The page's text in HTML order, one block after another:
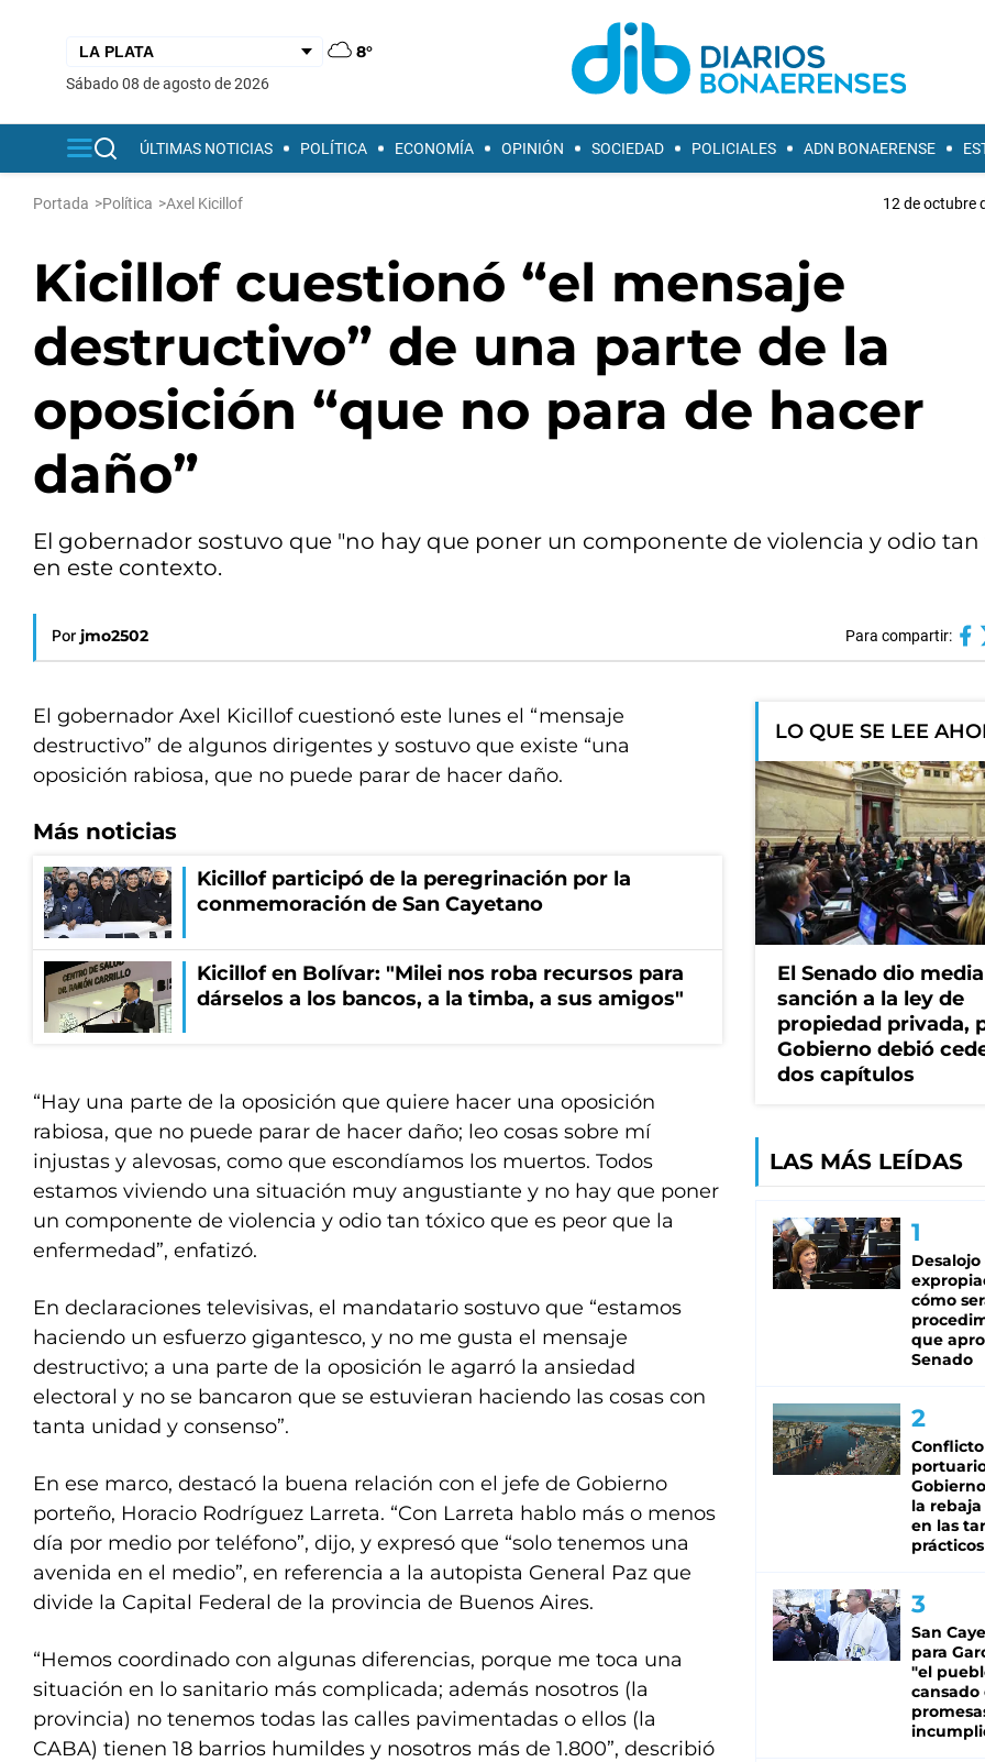
8°
sábado 08 de agosto de 2026
ÚLTIMAS NOTICIAS POLÍTICA ECONOMÍA OPINIÓN SOCIEDAD POLICIALES ADN BONAERENSE
Portada >Política >Axel Kicillof 12 de octubre
Kicillof cuestionó “el mensaje
destructivo” de una parte de la
oposición “que no para de hacer
daño”
El gobernador sostuvo que "no hay que poner un componente de violencia y odio tan
en este contexto.
Por jmo2502 Para compartir:
El gobernador Axel Kicillof cuestionó este lunes el “mensaje
destructivo” de algunos dirigentes y sostuvo que existe “una
oposición rabiosa, que no puede parar de hacer daño.
Más noticias
Kicillof participó de la peregrinación por la
conmemoración de San Cayetano
Kicillof en Bolívar: "Milei nos roba recursos para
dárselos a los bancos, a la timba, a sus amigos"
“Hay una parte de la oposición que quiere hacer una oposición
rabiosa, que no puede parar de hacer daño; leo cosas sobre mí
injustas y alevosas, como que escondíamos los muertos. Todos
estamos viviendo una situación muy angustiante y no hay que poner
un componente de violencia y odio tan tóxico que es peor que la
enfermedad”, enfatizó.
En declaraciones televisivas, el mandatario sostuvo que “estamos
haciendo un esfuerzo gigantesco, y no me gusta el mensaje
destructivo; a una parte de la oposición le agarró la ansiedad
electoral y no se bancaron que se estuvieran haciendo las cosas con
tanta unidad y consenso”.
En ese marco, destacó la buena relación con el jefe de Gobierno
porteño, Horacio Rodríguez Larreta. “Con Larreta hablo más o menos
día por medio por teléfono”, dijo, y expresó que “solo tenemos una
avenida en el medio”, en referencia a la autopista General Paz que
divide la Capital Federal de la provincia de Buenos Aires.
“Hemos coordinado con algunas diferencias, porque me toca una
situación en lo sanitario más complicada; además nosotros (la
provincia) no tenemos todas las calles pavimentadas o ellos (la
CABA) tienen 18 barrios humildes y nosotros más de 1.800”, describió
LO QUE SE LEE
El Senado dio media
sanción a la ley de
propiedad privada,
Gobierno debió
dos capítulos
LAS MÁS LEÍDAS
cómo
que
Senado
Conflicto
la rebaja
en las
prácticos
San
para
"el
cansado